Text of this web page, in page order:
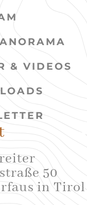
& VIDEOS
50
in Tirol